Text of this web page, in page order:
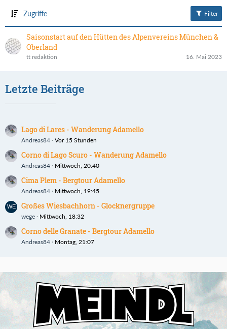
Zugriffe Filter
Saisonstart auf den Hütten des Alpenvereins München &
Oberland
tt redaktion 16. Mai 2023
Letzte Beiträge
Lago di Lares - Wanderung Adamello
Andreas84 Vor 15 Stunden
Corno di Lago Scuro - Wanderung Adamello
Andreas84 Mittwoch, 20:40
Cima Plem - Bergtour Adamello
Andreas84 Mittwoch, 19:45
Großes Wiesbachhorn - Glocknergruppe
wege Mittwoch, 18:32
Corno delle Granate - Bergtour Adamello
Andreas84 Montag, 21:07